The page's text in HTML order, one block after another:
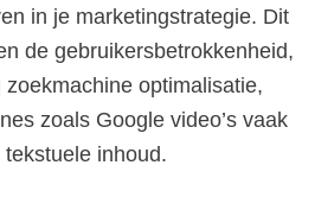
in je marketingstrategie. Dit
de gebruikersbetrokkenheid,
optimalisatie,
zoals Google video’s vaak
inhoud.